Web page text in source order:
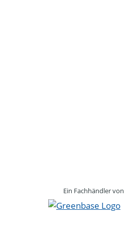
Ein Fachhändler von